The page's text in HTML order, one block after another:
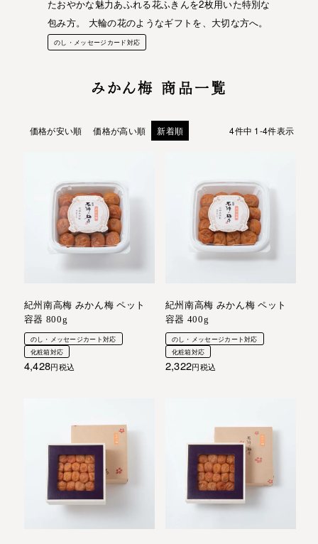
たおやかな魅力あふれる花ふきんを2枚用いた特別な
包み方。 大輪の花のようなギフトを、大切な方へ。
のし・メッセージカード対応
みかん梅 商品一覧
価格が安い順 価格が高い順 新着順 4件中 1-4件表示
紀州南高梅 みかん梅 ペット
容器 800g
のし・メッセージカート対応
化粧箱対応
4,428 税込
紀州南高梅 みかん梅 ペット
容器 400g
のし・メッセージカート対応
化粧箱対応
2,322 税込